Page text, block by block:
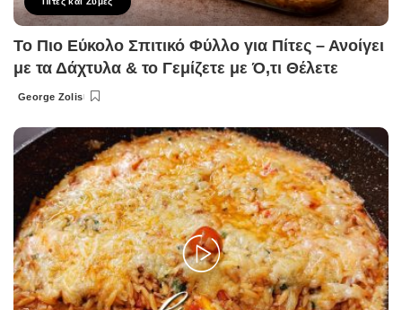
Το Πιο Εύκολο Σπιτικό Φύλλο για Πίτες – Ανοίγει
με τα Δάχτυλα & το Γεμίζετε με Ό,τι Θέλετε
Posted
George Zolis